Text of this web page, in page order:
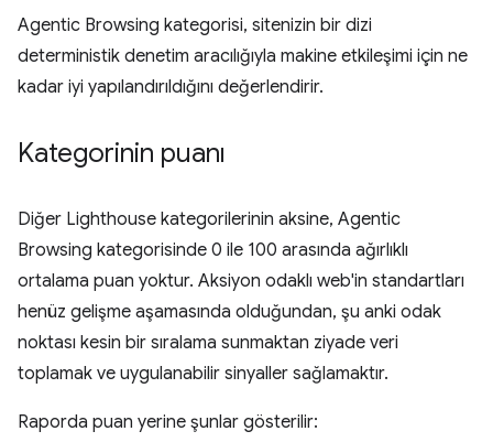
Agentic Browsing kategorisi, sitenizin bir dizi
deterministik denetim aracılığıyla makine etkileşimi için ne
kadar iyi yapılandırıldığını değerlendirir.
Kategorinin puanı
Diğer Lighthouse kategorilerinin aksine, Agentic
Browsing kategorisinde 0 ile 100 arasında ağırlıklı
ortalama puan yoktur. Aksiyon odaklı web'in standartları
henüz gelişme aşamasında olduğundan, şu anki odak
noktası kesin bir sıralama sunmaktan ziyade veri
toplamak ve uygulanabilir sinyaller sağlamaktır.
Raporda puan yerine şunlar gösterilir: